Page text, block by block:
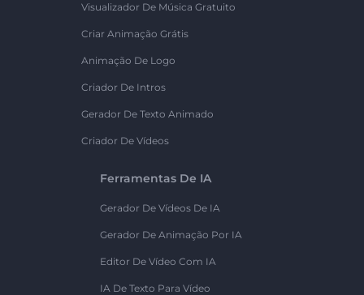
Visualizador De Música Gratuito
Criar Animação Grátis
Animação De Logo
Criador De Intros
Gerador De Texto Animado
Criador De Vídeos
Ferramentas De IA
Gerador De Vídeos De IA
Gerador De Animação Por IA
Editor De Vídeo Com IA
IA De Texto Para Vídeo